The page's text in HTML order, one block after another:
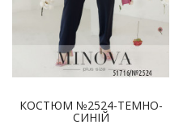
КОСТЮМ №2524-ТЕМНО-
СИНІЙ